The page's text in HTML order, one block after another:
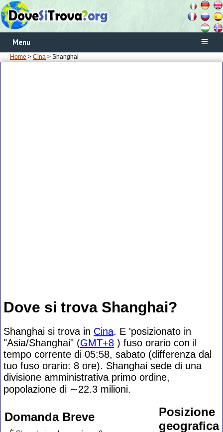
Menu
Home > Cina > Shanghai
Dove si trova Shanghai?
Shanghai si trova in Cina. E 'posizionato in
"Asia/Shanghai" (GMT+8 ) fuso orario con il
tempo corrente di 05:58, sabato (differenza dal
tuo fuso orario: 8 ore). Shanghai sede di una
divisione amministrativa primo ordine,
popolazione di ∼22.3 milioni.
Domanda Breve
Posizione
geografica